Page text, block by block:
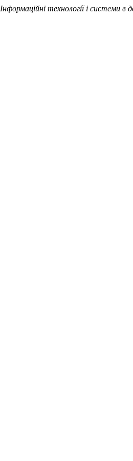
Інформаційні технології і системи в